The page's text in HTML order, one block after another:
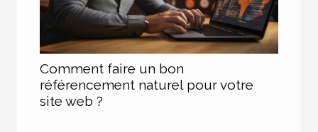
Comment faire un bon
référencement naturel pour votre
site web ?